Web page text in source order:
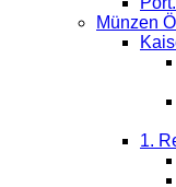
Münzen
1.